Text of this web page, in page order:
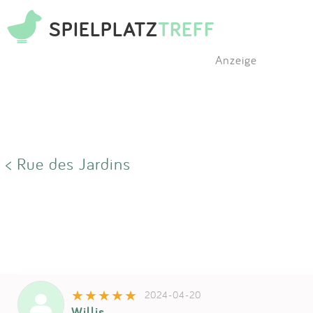
SPIELPLATZTREFF
Anzeige
< Rue des Jardins
2024-04-20